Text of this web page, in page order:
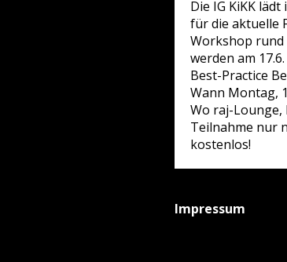
Die IG KiKK
für die aktuelle
Workshop rund
werden am
Best-Practice
Wann Montag,
Wo raj-Lounge,
Teilnahme nur
kostenlos!
Impressum